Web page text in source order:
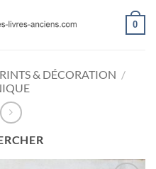
0
& DÉCORATION /